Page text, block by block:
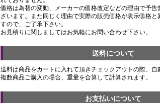
価格は為替の変動、メーカーの価格改定などの理由で予告
ざいます。また同じく理由で実際の販売価格が表示価格と
すので、ご了承下さい。
お見積りに関しましてはお気軽にお問い合わせ下さい。
送料について
送料は商品をカートに入れて頂きチェックアウトの際、自
複数商品ご購入の場合、重量を合算して計算されます。
お支払いについて